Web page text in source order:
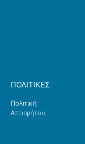
ΠΟΛΙΤΙΚΕΣ
Πολιτική
Απορρήτου